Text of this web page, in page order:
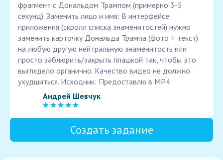
фрагмент с Дональдом Трампом (примерно 3-5
секунд). Заменить лицо и имя: В интерфейсе
приложения (скролл списка знаменитостей) нужно
заменить карточку Дональда Трампа (фото + текст)
на любую другую нейтральную знаменитость или
просто заблюрить/закрыть плашкой так, чтобы это
выглядело органично. Качество видео не должно
ухудшиться. Исходник: Предоставлю в MP4.
Андрей Шевчук
Создать задание